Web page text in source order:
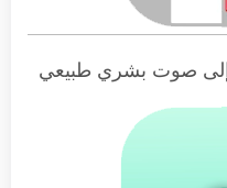
صوت بشري طبيعي